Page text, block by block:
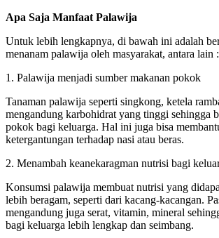
Apa Saja Manfaat Palawija
Untuk lebih lengkapnya, di bawah ini adalah
menanam palawija oleh masyarakat, antara lain :
1. Palawija menjadi sumber makanan pokok
Tanaman palawija seperti singkong, ketela
mengandung karbohidrat yang tinggi sehingga
pokok bagi keluarga. Hal ini juga bisa
ketergantungan terhadap nasi atau beras.
2. Menambah keanekaragman nutrisi bagi
Konsumsi palawija membuat nutrisi yang
lebih beragam, seperti dari kacang-kacangan.
mengandung juga serat, vitamin, mineral
bagi keluarga lebih lengkap dan seimbang.